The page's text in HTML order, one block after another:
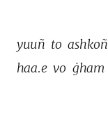
yuuñ to ashkoñ
haa.e vo ġham